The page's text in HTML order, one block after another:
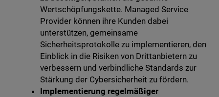
Wertschöpfungskette. Managed Service
Provider können ihre Kunden dabei
unterstützen, gemeinsame
Sicherheitsprotokolle zu implementieren, den
Einblick in die Risiken von Drittanbietern zu
verbessern und verbindliche Standards zur
Stärkung der Cybersicherheit zu fördern.
Implementierung regelmäßiger